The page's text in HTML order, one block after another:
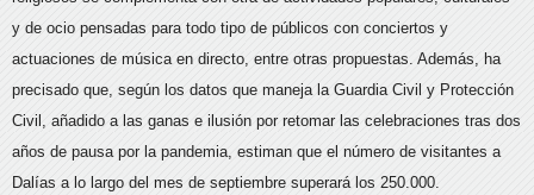
y de ocio pensadas para todo tipo de públicos con conciertos y
actuaciones de música en directo, entre otras propuestas. Además, ha
precisado que, según los datos que maneja la Guardia Civil y Protección
Civil, añadido a las ganas e ilusión por retomar las celebraciones tras dos
años de pausa por la pandemia, estiman que el número de visitantes a
Dalías a lo largo del mes de septiembre superará los 250.000.